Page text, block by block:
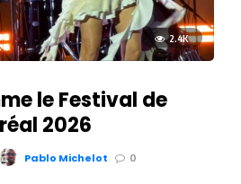
2.4K
le Festival de
2026
Pablo Michelot 0